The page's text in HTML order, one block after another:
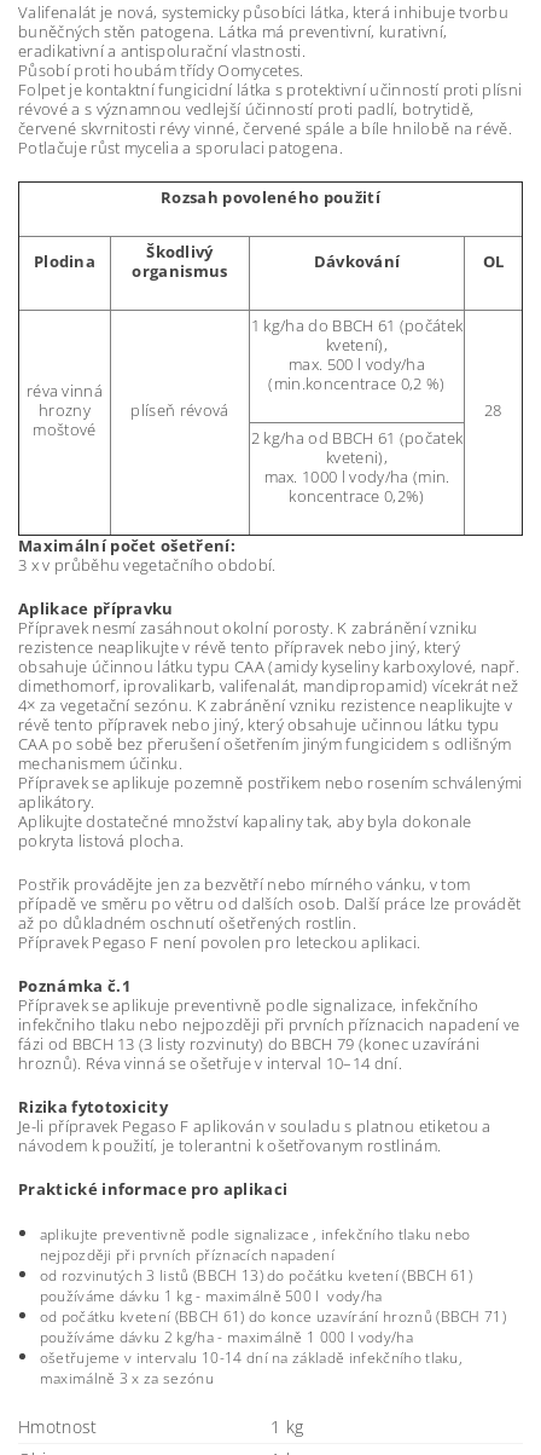
Valifenalát je nová, systemicky působíci látka, která inhibuje tvorbu
buněčných stěn patogena. Látka má preventivní, kurativní,
eradikativní a antispolurační vlastnosti.
Působí proti houbám třídy Oomycetes.
Folpet je kontaktní fungicidní látka s protektivní učinností proti plísni
révové a s významnou vedlejší účinností proti padlí, botrytidě,
červené skvrnitosti révy vinné, červené spále a bíle hnilobě na révě.
Potlačuje růst mycelia a sporulaci patogena.
Rozsah povoleného použití
Plodina
Škodlivý
organismus
Dávkování OL
réva vinná
hrozny
moštové
plíseň révová
1 kg/ha do BBCH 61 (počátek
kvetení),
max. 500 l vody/ha
(min.koncentrace 0,2 %)
28
2 kg/ha od BBCH 61 (počatek
kveteni),
max. 1000 l vody/ha (min.
koncentrace 0,2%)
Maximální počet ošetření:
3 x v průběhu vegetačního období.
Aplikace přípravku
Přípravek nesmí zasáhnout okolní porosty. K zabránění vzniku
rezistence neaplikujte v révě tento přípravek nebo jiný, který
obsahuje účinnou látku typu CAA (amidy kyseliny karboxylové, např.
dimethomorf, iprovalikarb, valifenalát, mandipropamid) vícekrát než
4× za vegetační sezónu. K zabránění vzniku rezistence neaplikujte v
révě tento přípravek nebo jiný, který obsahuje učinnou látku typu
CAA po sobě bez přerušení ošetřením jiným fungicidem s odlišným
mechanismem účinku.
Přípravek se aplikuje pozemně postřikem nebo rosením schválenými
aplikátory.
Aplikujte dostatečné množství kapaliny tak, aby byla dokonale
pokryta listová plocha.
Postřik provádějte jen za bezvětří nebo mírného vánku, v tom
případě ve směru po větru od dalších osob. Další práce lze provádět
až po důkladném oschnutí ošetřených rostlin.
Přípravek Pegaso F není povolen pro leteckou aplikaci.
Poznámka č.1
Přípravek se aplikuje preventivně podle signalizace, infekčního
infekčniho tlaku nebo nejpozději při prvních příznacich napadení ve
fázi od BBCH 13 (3 listy rozvinuty) do BBCH 79 (konec uzavíráni
hroznů). Réva vinná se ošetřuje v interval 10–14 dní.
Rizika fytotoxicity
Je-li přípravek Pegaso F aplikován v souladu s platnou etiketou a
návodem k použití, je tolerantni k ošetřovanym rostlinám.
Praktické informace pro aplikaci
aplikujte preventivně podle signalizace , infekčního tlaku nebo
nejpozději při prvních příznacích napadení
od rozvinutých 3 listů (BBCH 13) do počátku kvetení (BBCH 61)
používáme dávku 1 kg - maximálně 500 lvody/ha
od počátku kvetení (BBCH 61) do konce uzavírání hroznů (BBCH 71)
používáme dávku 2 kg/ha - maximálně 1 000 l vody/ha
ošetřujeme v intervalu 10-14 dní na základě infekčního tlaku,
maximálně 3 x za sezónu
Hmotnost
1 kg